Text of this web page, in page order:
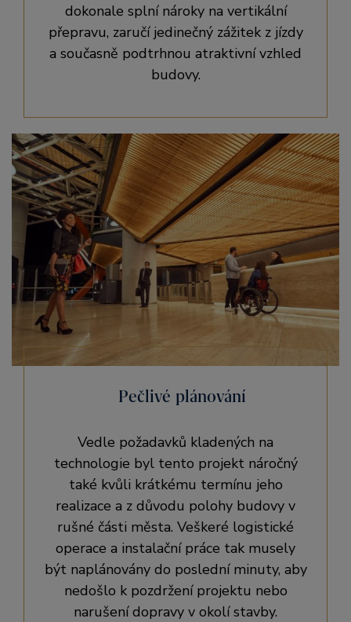
dokonale splní nároky na vertikální
přepravu, zaručí jedinečný zážitek z jízdy
a současně podtrhnou atraktivní vzhled
budovy.
Pečlivé plánování
Vedle požadavků kladených na
technologie byl tento projekt náročný
také kvůli krátkému termínu jeho
realizace a z důvodu polohy budovy v
rušné části města. Veškeré logistické
operace a instalační práce tak musely
být naplánovány do poslední minuty, aby
nedošlo k pozdržení projektu nebo
narušení dopravy v okolí stavby.